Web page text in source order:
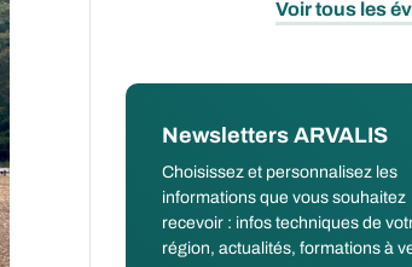
Voir tous les
Newsletters ARVALIS
Choisissez et personnalisez les
informations que vous souhaitez
recevoir : infos techniques de
région, actualités, formations à